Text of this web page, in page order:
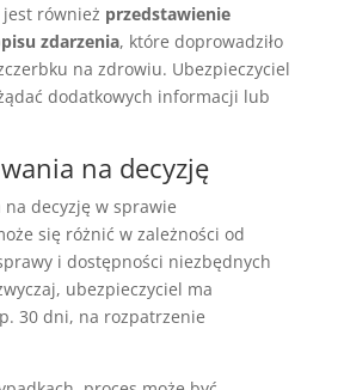
również przedstawienie
zdarzenia, które doprowadziło
na zdrowiu. Ubezpieczyciel
dodatkowych informacji lub
na decyzję
na decyzję w sprawie
się różnić w zależności od
i dostępności niezbędnych
ubezpieczyciel ma
30 dni, na rozpatrzenie